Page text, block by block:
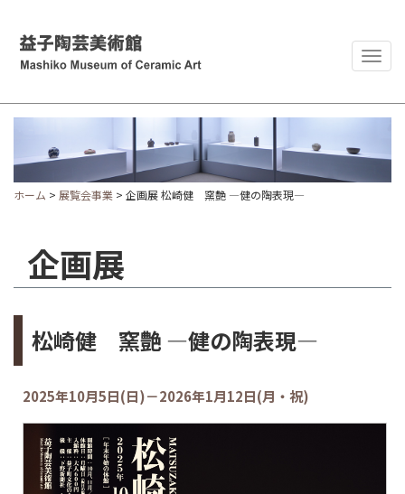
ホーム > 展覧会事業 > 企画展 松崎健 窯艶 ―健の陶表現―
企画展
松崎健 窯艶 ―健の陶表現―
2025年10月5日(日)－2026年1月12日(月・祝)